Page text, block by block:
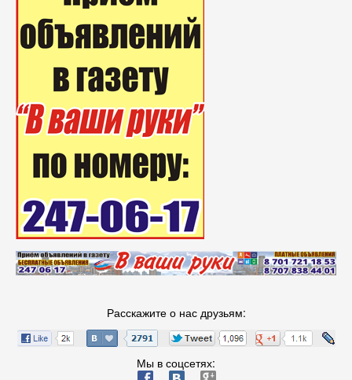
Расскажите о нас друзьям:
Мы в соцсетях: